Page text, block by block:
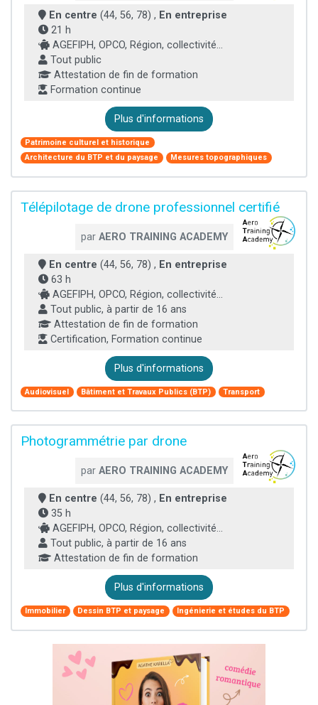
En centre (44, 56, 78) , En entreprise
21 h
AGEFIPH, OPCO, Région, collectivité...
Tout public
Attestation de fin de formation
Formation continue
Plus d'informations
Patrimoine culturel et historique
Architecture du BTP et du paysage
Mesures topographiques
Télépilotage de drone professionnel certifié
par AERO TRAINING ACADEMY
En centre (44, 56, 78) , En entreprise
63 h
AGEFIPH, OPCO, Région, collectivité...
Tout public, à partir de 16 ans
Attestation de fin de formation
Certification, Formation continue
Plus d'informations
Audiovisuel Bâtiment et Travaux Publics (BTP) Transport
Photogrammétrie par drone
par AERO TRAINING ACADEMY
En centre (44, 56, 78) , En entreprise
35 h
AGEFIPH, OPCO, Région, collectivité...
Tout public, à partir de 16 ans
Attestation de fin de formation
Plus d'informations
Immobilier Dessin BTP et paysage Ingénierie et études du BTP